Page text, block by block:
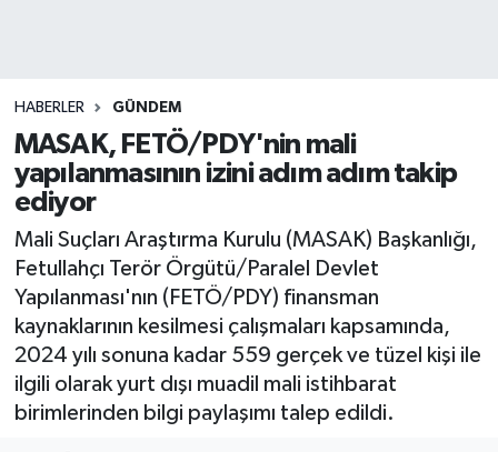
HABERLER GÜNDEM
MASAK, FETÖ/PDY'nin mali
yapılanmasının izini adım adım takip
ediyor
Mali Suçları Araştırma Kurulu (MASAK) Başkanlığı,
Fetullahçı Terör Örgütü/Paralel Devlet
Yapılanması'nın (FETÖ/PDY) finansman
kaynaklarının kesilmesi çalışmaları kapsamında,
2024 yılı sonuna kadar 559 gerçek ve tüzel kişi ile
ilgili olarak yurt dışı muadil mali istihbarat
birimlerinden bilgi paylaşımı talep edildi.
Magazin
Spor
Sağlık
Teknoloji
Turizm
Kültür - Sanat
Süper Lig Puan Durumu ve Fikstür
Tüm Manşetler
Son Dakika Haberleri
Haber Arşivi